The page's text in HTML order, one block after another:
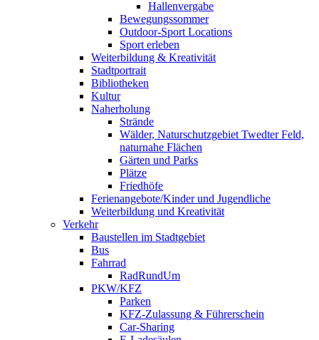
Hallenvergabe
Bewegungssommer
Outdoor-Sport Locations
Sport erleben
Weiterbildung & Kreativität
Stadtportrait
Bibliotheken
Kultur
Naherholung
Strände
Wälder, Naturschutzgebiet Twedter Feld,
naturnahe Flächen
Gärten und Parks
Plätze
Friedhöfe
Ferienangebote/Kinder und Jugendliche
Weiterbildung und Kreativität
Verkehr
Baustellen im Stadtgebiet
Bus
Fahrrad
RadRundUm
PKW/KFZ
Parken
KFZ-Zulassung & Führerschein
Car-Sharing